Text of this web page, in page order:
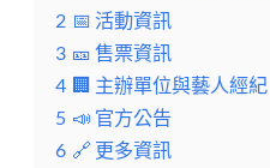
2 📅 活動資訊
3 🎫 售票資訊
4 🏢 主辦單位與藝人經紀
5 📣 官方公告
6 🔗 更多資訊